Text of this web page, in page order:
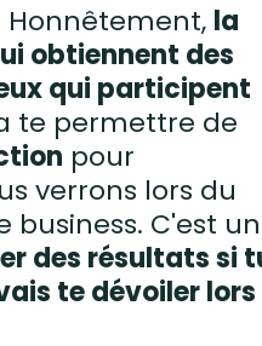
Honnêtement, la
obtiennent des
qui participent
te permettre de
pour
verrons lors du
C'est un
des résultats si
te dévoiler lors